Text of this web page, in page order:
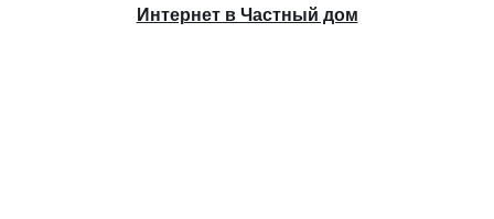
Интернет в Частный дом